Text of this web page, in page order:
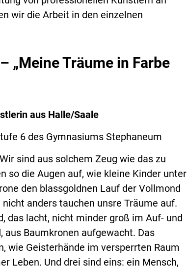
wir die Arbeit in den einzelnen
„Meine Träume in Farbe
aus Halle/Saale
6 des Gymnasiums Stephaneum
sind aus solchem Zeug wie das zu
so die Augen auf, wie kleine Kinder unter
den blassgoldnen Lauf der Vollmond
anders tauchen unsre Träume auf.
das lacht, nicht minder groß im Auf- und
aus Baumkronen aufgewacht. Das
wie Geisterhände im versperrten Raum
Leben. Und drei sind eins: ein Mensch,